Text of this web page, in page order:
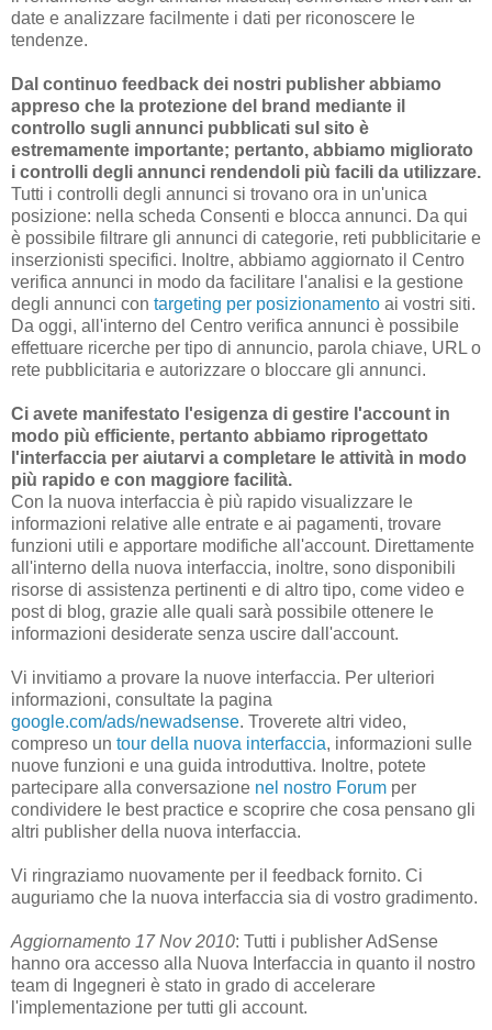
date e analizzare facilmente i dati per riconoscere le
tendenze.
Dal continuo feedback dei nostri publisher abbiamo
appreso che la protezione del brand mediante il
controllo sugli annunci pubblicati sul sito è
estremamente importante; pertanto, abbiamo migliorato
i controlli degli annunci rendendoli più facili da utilizzare.
Tutti i controlli degli annunci si trovano ora in un'unica
posizione: nella scheda Consenti e blocca annunci. Da qui
è possibile filtrare gli annunci di categorie, reti pubblicitarie e
inserzionisti specifici. Inoltre, abbiamo aggiornato il Centro
verifica annunci in modo da facilitare l'analisi e la gestione
degli annunci con targeting per posizionamento ai vostri siti.
Da oggi, all'interno del Centro verifica annunci è possibile
effettuare ricerche per tipo di annuncio, parola chiave, URL o
rete pubblicitaria e autorizzare o bloccare gli annunci.
Ci avete manifestato l'esigenza di gestire l'account in
modo più efficiente, pertanto abbiamo riprogettato
l'interfaccia per aiutarvi a completare le attività in modo
più rapido e con maggiore facilità.
Con la nuova interfaccia è più rapido visualizzare le
informazioni relative alle entrate e ai pagamenti, trovare
funzioni utili e apportare modifiche all'account. Direttamente
all'interno della nuova interfaccia, inoltre, sono disponibili
risorse di assistenza pertinenti e di altro tipo, come video e
post di blog, grazie alle quali sarà possibile ottenere le
informazioni desiderate senza uscire dall'account.
Vi invitiamo a provare la nuove interfaccia. Per ulteriori
informazioni, consultate la pagina
google.com/ads/newadsense. Troverete altri video,
compreso un tour della nuova interfaccia, informazioni sulle
nuove funzioni e una guida introduttiva. Inoltre, potete
partecipare alla conversazione nel nostro Forum per
condividere le best practice e scoprire che cosa pensano gli
altri publisher della nuova interfaccia.
Vi ringraziamo nuovamente per il feedback fornito. Ci
auguriamo che la nuova interfaccia sia di vostro gradimento.
Aggiornamento 17 Nov 2010: Tutti i publisher AdSense
hanno ora accesso alla Nuova Interfaccia in quanto il nostro
team di Ingegneri è stato in grado di accelerare
l'implementazione per tutti gli account.